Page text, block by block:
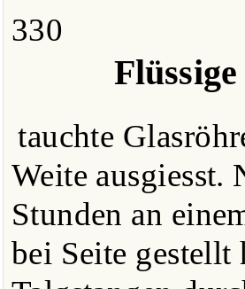
330
tauchte
Weite ausgiesst.
Stunden an
bei Seite gestellt